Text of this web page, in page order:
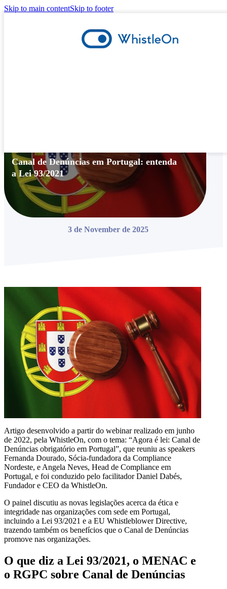
Skip to main contentSkip to footer
Canal de Denúncias em Portugal: entenda
a Lei 93/2021
3 de November de 2025
Artigo desenvolvido a partir do webinar realizado em junho
de 2022, pela WhistleOn, com o tema: “Agora é lei: Canal de
Denúncias obrigatório em Portugal”, que reuniu as speakers
Fernanda Dourado, Sócia-fundadora da Compliance
Nordeste, e Angela Neves, Head de Compliance em
Portugal, e foi conduzido pelo facilitador Daniel Dabés,
Fundador e CEO da WhistleOn.
O painel discutiu as novas legislações acerca da ética e
integridade nas organizações com sede em Portugal,
incluindo a Lei 93/2021 e a EU Whistleblower Directive,
trazendo também os benefícios que o Canal de Denúncias
promove nas organizações.
O que diz a Lei 93/2021, o MENAC e
o RGPC sobre Canal de Denúncias